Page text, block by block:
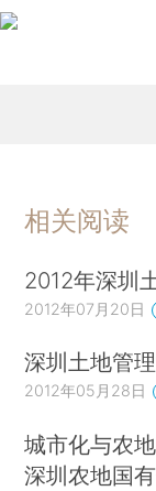
相关阅读
2012年深圳
2012年07月20日
深圳土地管
2012年05月28日
城市化与农
深圳农地国